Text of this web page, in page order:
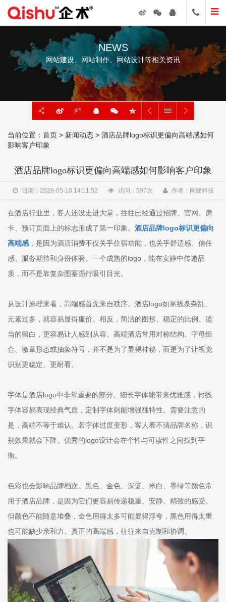
NEWS
网站建设、网站制作、网站设计等相关资讯
当前位置： 首页 > 新闻动态 > 酒店品牌logo标识更偏向高端感如何
影响客户印象
酒店品牌logo标识更偏向高端感如何影响客户印象
日期：2026-05-10 14:11:52 访问： 597次 作者：网建科技
在酒店行业里，客人还没走进大堂，往往已经通过招牌、官网、房
卡、预订页面上的标志形成了第一印象。 酒店品牌logo标识更偏向
高端感 ，是因为酒店消费不仅关乎住宿功能，也关乎舒适感、信任
感、服务期待和身份体验。一个成熟的logo，能在安静中传递品
质，而不是靠复杂图案强行吸引目光。
从设计原理来看，高端感首先来自秩序。酒店logo如果线条杂乱、
元素过多，就容易显得廉价。相反，简洁的图形、稳定的比例、适
当的留白，更容易让人感到从容。高端酒店常用对称结构、字母组
合、徽章形态或抽象符号，并不是为了显得神秘，而是为了让视觉
识别更稳定、更耐看。
字体是酒店logo中非常重要的部分。细长字体能带来优雅感，衬线
字体容易表现经典气质，定制字体则能增强独特性。需要注意的
是，高端不等于难认。若字体过度变形，客人看不清品牌名称，识
别效果就会下降。优秀的logo设计会在个性与可读性之间找到平
衡。
色彩也会影响品牌档次。黑色、金色、深蓝、米白、墨绿等颜色常
用于酒店品牌，是因为它们更容易传递稳重、安静、精致的感受。
但颜色不能随意堆叠，金色用得太多可能显得浮夸，黑色用得太重
也可能缺少亲和力。真正的高端感，往往来自克制和协调。